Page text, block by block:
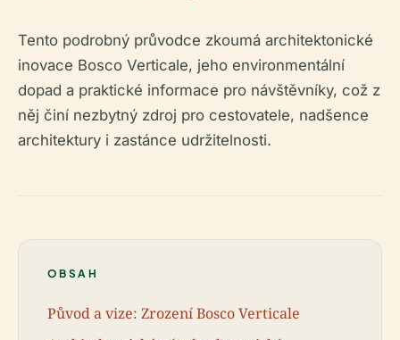
Tento podrobný průvodce zkoumá architektonické
inovace Bosco Verticale, jeho environmentální
dopad a praktické informace pro návštěvníky, což z
něj činí nezbytný zdroj pro cestovatele, nadšence
architektury i zastánce udržitelnosti.
OBSAH
Původ a vize: Zrození Bosco Verticale